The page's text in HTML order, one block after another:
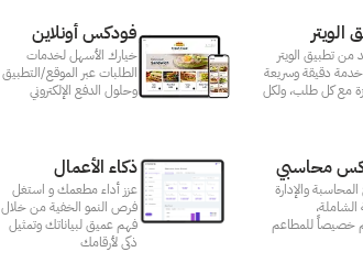
الويتر
من تطبيق الويتر
دقيقة وسريعة
مع كل طلب، ولكل
فودكس أونلاين
خيارك الأسهل لخدمات
الطلبات عبر الموقع/التطبيق
وحلول الدفع الإلكتروني
محاسبي
المحاسبة والإدارة
الشاملة،
للمطاعم
ذكاء الأعمال
عزز أداء مطعمك و استغل
فرص النمو الخفية من خلال
فهم عميق لبياناتك وتمثيل
ذكى لأرقامك